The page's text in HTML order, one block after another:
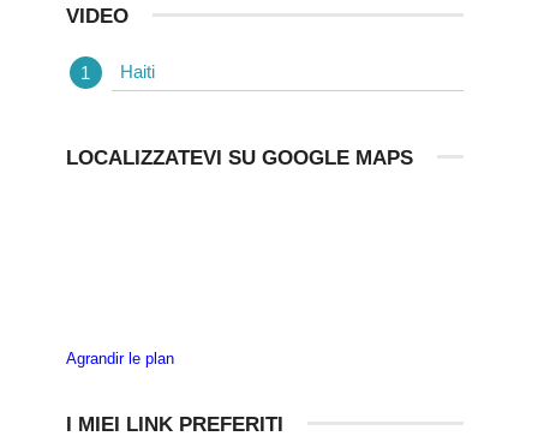
VIDEO
Haiti
LOCALIZZATEVI SU GOOGLE MAPS
Agrandir le plan
I MIEI LINK PREFERITI